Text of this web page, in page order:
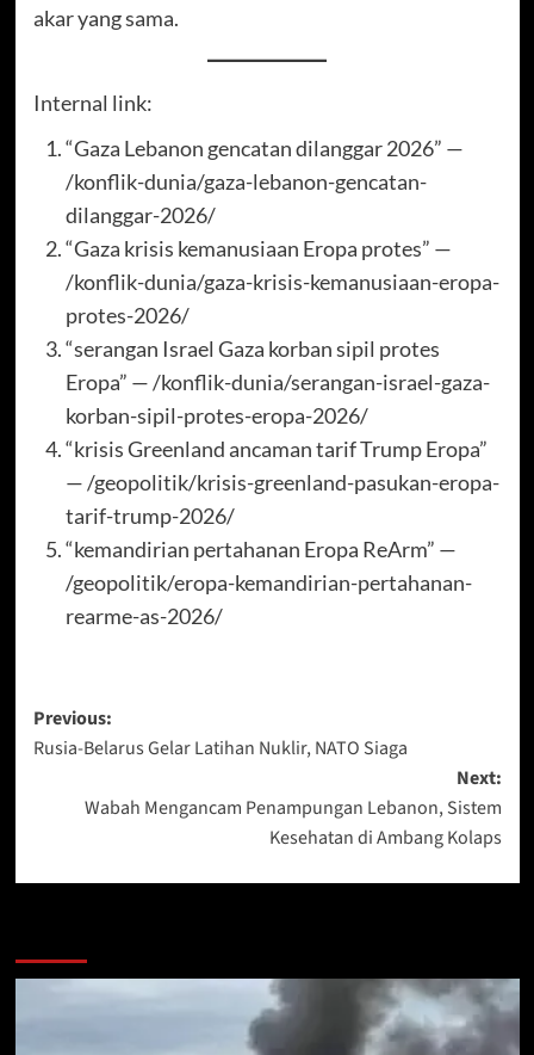
akar yang sama.
Internal link:
“Gaza Lebanon gencatan dilanggar 2026” —
/konflik-dunia/gaza-lebanon-gencatan-
dilanggar-2026/
“Gaza krisis kemanusiaan Eropa protes” —
/konflik-dunia/gaza-krisis-kemanusiaan-eropa-
protes-2026/
“serangan Israel Gaza korban sipil protes
Eropa” — /konflik-dunia/serangan-israel-gaza-
korban-sipil-protes-eropa-2026/
“krisis Greenland ancaman tarif Trump Eropa”
— /geopolitik/krisis-greenland-pasukan-eropa-
tarif-trump-2026/
“kemandirian pertahanan Eropa ReArm” —
/geopolitik/eropa-kemandirian-pertahanan-
rearme-as-2026/
Post
navigation
Previous:
Rusia-Belarus Gelar Latihan Nuklir, NATO Siaga
Next:
Wabah Mengancam Penampungan Lebanon, Sistem
Kesehatan di Ambang Kolaps